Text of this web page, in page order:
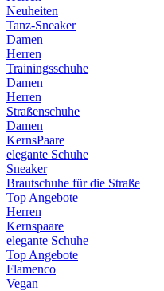
Neuheiten
Tanz-Sneaker
Damen
Herren
Trainingsschuhe
Damen
Herren
Straßenschuhe
Damen
KernsPaare
elegante Schuhe
Sneaker
Brautschuhe für die Straße
Top Angebote
Herren
Kernspaare
elegante Schuhe
Top Angebote
Flamenco
Vegan